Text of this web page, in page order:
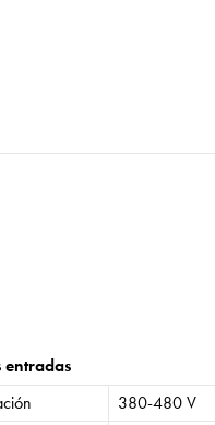
entradas
380-480 V